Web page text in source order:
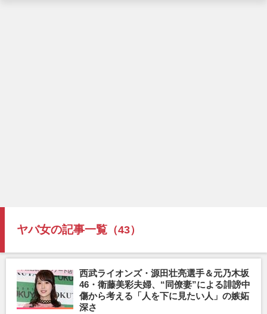
ヤバ女の記事一覧 （43）
西武ライオンズ・源田壮亮選手＆元乃木坂
46・衛藤美彩夫婦、“同僚妻”による誹謗中
傷から考える「人を下に見たい人」の嫉妬
深さ